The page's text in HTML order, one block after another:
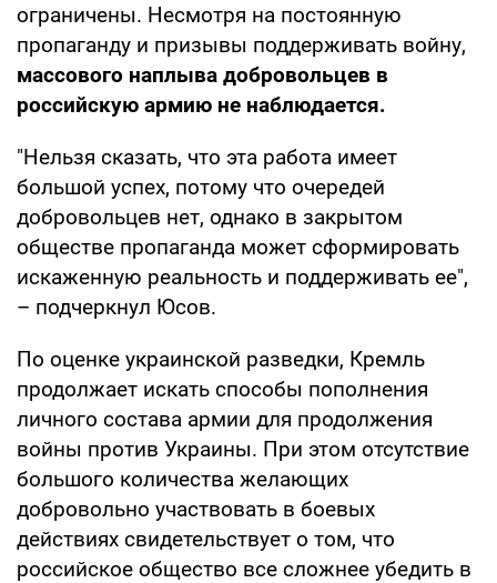
ограничены. Несмотря на постоянную
пропаганду и призывы поддерживать войну,
массового наплыва добровольцев в
российскую армию не наблюдается.
"Нельзя сказать, что эта работа имеет
большой успех, потому что очередей
добровольцев нет, однако в закрытом
обществе пропаганда может сформировать
искаженную реальность и поддерживать ее",
– подчеркнул Юсов.
По оценке украинской разведки, Кремль
продолжает искать способы пополнения
личного состава армии для продолжения
войны против Украины. При этом отсутствие
большого количества желающих
добровольно участвовать в боевых
действиях свидетельствует о том, что
российское общество все сложнее убедить в